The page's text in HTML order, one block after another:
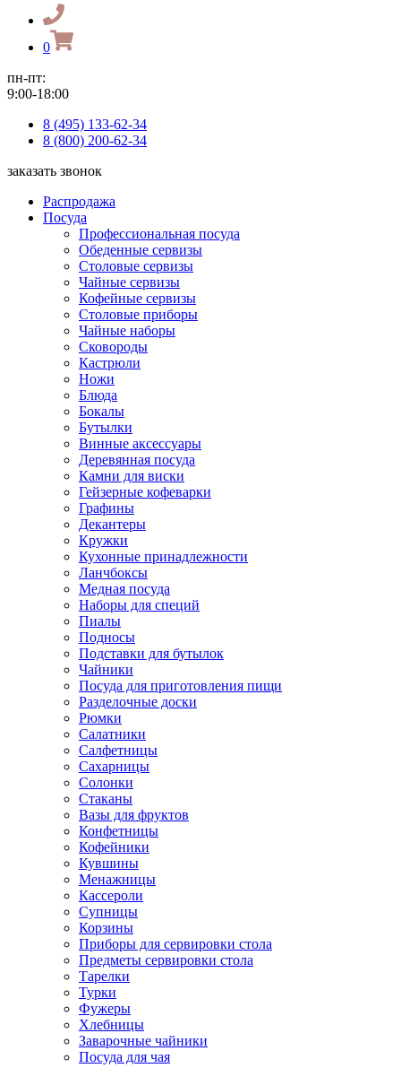
0
пн-пт:
9:00-18:00
8 (495) 133-62-34
8 (800) 200-62-34
заказать звонок
Распродажа
Посуда
Профессиональная посуда
Обеденные сервизы
Столовые сервизы
Чайные сервизы
Кофейные сервизы
Столовые приборы
Чайные наборы
Сковороды
Кастрюли
Ножи
Блюда
Бокалы
Бутылки
Винные аксессуары
Деревянная посуда
Камни для виски
Гейзерные кофеварки
Графины
Декантеры
Кружки
Кухонные принадлежности
Ланчбоксы
Медная посуда
Наборы для специй
Пиалы
Подносы
Подставки для бутылок
Чайники
Посуда для приготовления пищи
Разделочные доски
Рюмки
Салатники
Салфетницы
Сахарницы
Солонки
Стаканы
Вазы для фруктов
Конфетницы
Кофейники
Кувшины
Менажницы
Кассероли
Супницы
Корзины
Приборы для сервировки стола
Предметы сервировки стола
Тарелки
Турки
Фужеры
Хлебницы
Заварочные чайники
Посуда для чая